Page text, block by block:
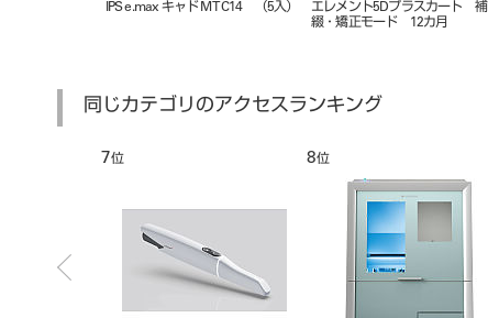
IPS e.max キャド MT C14 （5入）
エレメント5Dプラスカート 補
綴・矯正モード 12カ月
同じカテゴリのアクセスランキング
7位 8位